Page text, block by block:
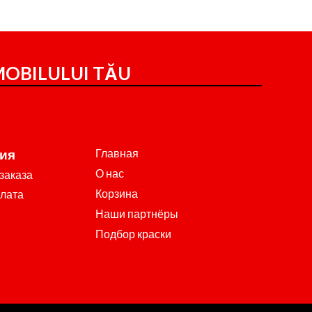
TĂU
Главная
О нас
Корзина
Наши партнёры
Подбор краски